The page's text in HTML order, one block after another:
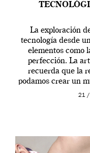
La exploración
tecnología desde
elementos como
perfección. La
recuerda que la
podamos crear un
que los
21